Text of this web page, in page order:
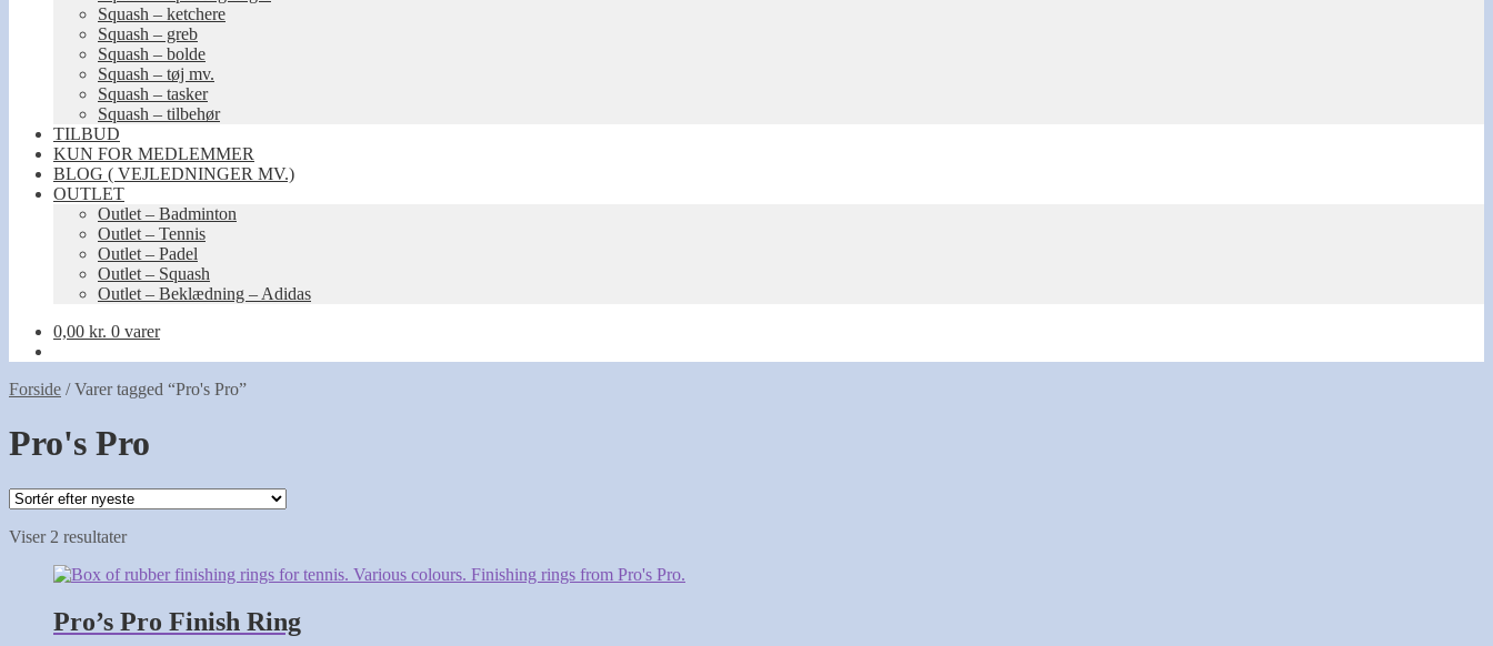
Squash – ketchere
Squash – greb
Squash – bolde
Squash – tøj mv.
Squash – tasker
Squash – tilbehør
TILBUD
KUN FOR MEDLEMMER
BLOG ( VEJLEDNINGER MV.)
OUTLET
Outlet – Badminton
Outlet – Tennis
Outlet – Padel
Outlet – Squash
Outlet – Beklædning – Adidas
0,00 kr. 0 varer
Forside /Varer tagged “Pro's Pro”
Pro's Pro
Viser 2 resultaterSorteret
seneste
Pro’s Pro Finish Ring
Dette
har
flere